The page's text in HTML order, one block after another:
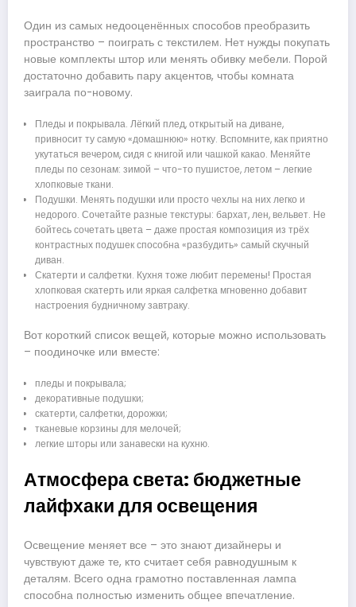
Один из самых недооценённых способов преобразить
пространство – поиграть с текстилем. Нет нужды покупать
новые комплекты штор или менять обивку мебели. Порой
достаточно добавить пару акцентов, чтобы комната
заиграла по-новому.
Пледы и покрывала. Лёгкий плед, открытый на диване,
привносит ту самую «домашнюю» нотку. Вспомните, как приятно
укутаться вечером, сидя с книгой или чашкой какао. Меняйте
пледы по сезонам: зимой – что-то пушистое, летом – легкие
хлопковые ткани.
Подушки. Менять подушки или просто чехлы на них легко и
недорого. Сочетайте разные текстуры: бархат, лен, вельвет. Не
бойтесь сочетать цвета – даже простая композиция из трёх
контрастных подушек способна «разбудить» самый скучный
диван.
Скатерти и салфетки. Кухня тоже любит перемены! Простая
хлопковая скатерть или яркая салфетка мгновенно добавит
настроения будничному завтраку.
Вот короткий список вещей, которые можно использовать
– поодиночке или вместе:
пледы и покрывала;
декоративные подушки;
скатерти, салфетки, дорожки;
тканевые корзины для мелочей;
легкие шторы или занавески на кухню.
Атмосфера света: бюджетные
лайфхаки для освещения
Освещение меняет все – это знают дизайнеры и
чувствуют даже те, кто считает себя равнодушным к
деталям. Всего одна грамотно поставленная лампа
способна полностью изменить общее впечатление.